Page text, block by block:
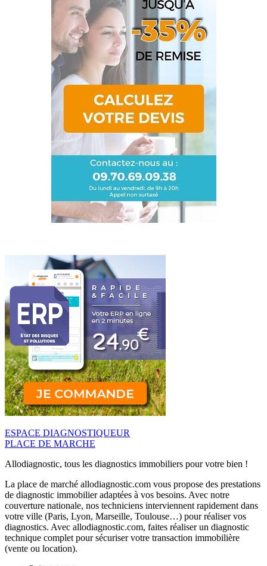
ESPACE DIAGNOSTIQUEUR
PLACE DE MARCHE
Allodiagnostic, tous les diagnostics immobiliers pour votre bien !
La place de marché allodiagnostic.com vous propose des prestations
de diagnostic immobilier adaptées à vos besoins. Avec notre
couverture nationale, nos techniciens interviennent rapidement dans
votre ville (Paris, Lyon, Marseille, Toulouse…) pour réaliser vos
diagnostics. Avec allodiagnostic.com, faites réaliser un diagnostic
technique complet pour sécuriser votre transaction immobilière
(vente ou location).